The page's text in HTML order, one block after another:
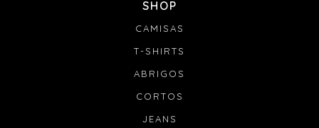
SHOP
CAMISAS
T-SHIRTS
ABRIGOS
CORTOS
JEANS